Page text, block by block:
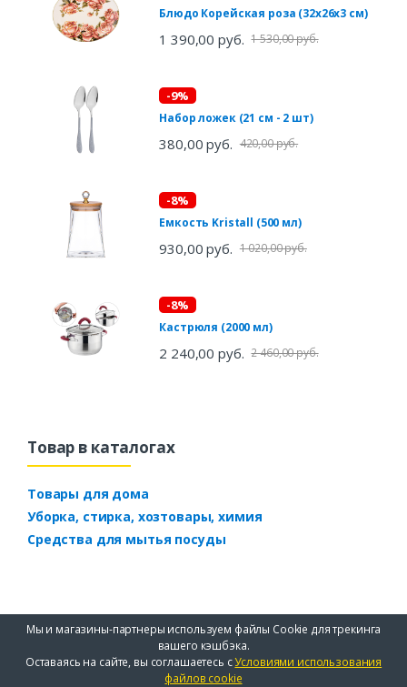
Блюдо Корейская роза (32х26х3 см)
1 390,00 руб. 1 530,00 руб.
-9%
Набор ложек (21 см - 2 шт)
380,00 руб. 420,00 руб.
-8%
Емкость Kristall (500 мл)
930,00 руб. 1 020,00 руб.
-8%
Кастрюля (2000 мл)
2 240,00 руб. 2 460,00 руб.
Товар в каталогах
Товары для дома
Уборка, стирка, хозтовары, химия
Средства для мытья посуды
Мы и магазины-партнеры используем файлы Cookie для трекинга
вашего кэшбэка.
Оставаясь на сайте, вы соглашаетесь сУсловиями использования
файлов cookie